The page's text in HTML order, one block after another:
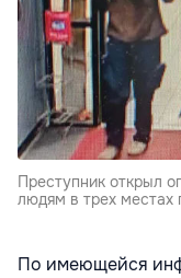
Преступник открыл
людям в трех местах
По имеющейся